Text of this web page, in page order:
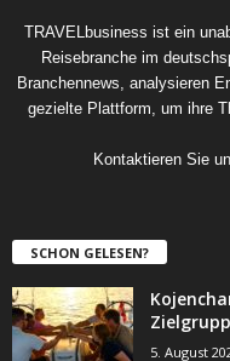
TRAVELbusiness ist ein
Reisebranche im
Branchennews, analysieren
gezielte Plattform, um ihre
Kontaktieren Sie
SCHON GELESEN?
5. August